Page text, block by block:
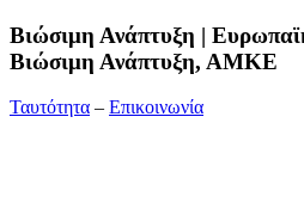
Bιώσιμη Ανάπτυξη |
Βιώσιμη Ανάπτυξη, ΑΜΚΕ
Ταυτότητα – Επικοινωνία